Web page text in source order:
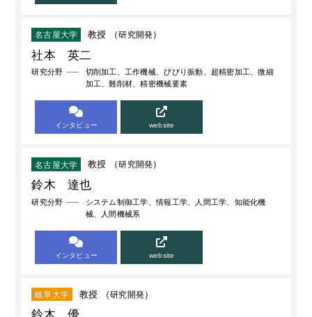
名古屋大学 教授 （研究開発）
社本 英二
研究分野
切削加工、工作機械、びびり振動、超精密加工、微細
加工、難削材、精密機械要素
インタビュー website
名古屋大学 教授 （研究開発）
鈴木 達也
研究分野
システム制御工学、情報工学、人間工学、知能化機
械、人間機械系
インタビュー website
岐阜大学 教授 （研究開発）